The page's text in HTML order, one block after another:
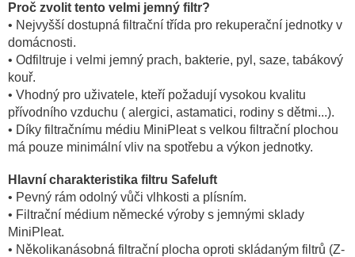
Proč zvolit tento velmi jemný filtr?
• Nejvyšší dostupná filtrační třída pro rekuperační jednotky v
domácnosti.
• Odfiltruje i velmi jemný prach, bakterie, pyl, saze, tabákový
kouř.
• Vhodný pro uživatele, kteří požadují vysokou kvalitu
přívodního vzduchu ( alergici, astamatici, rodiny s dětmi...).
• Díky filtračnímu médiu MiniPleat s velkou filtrační plochou
má pouze minimální vliv na spotřebu a výkon jednotky.
Hlavní charakteristika filtru Safeluft
• Pevný rám odolný vůči vlhkosti a plísním.
• Filtrační médium německé výroby s jemnými sklady
MiniPleat.
• Několikanásobná filtrační plocha oproti skládaným filtrů (Z-